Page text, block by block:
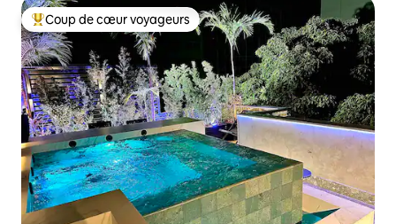
Coup de cœur voyageurs parmi les plus aimés
Coup de cœur voyageurs